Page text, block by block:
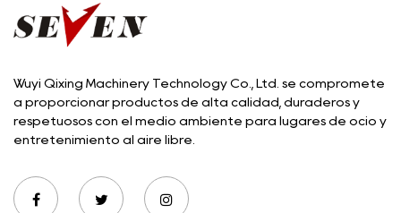
Wuyi Qixing Machinery Technology Co., Ltd. se compromete
a proporcionar productos de alta calidad, duraderos y
respetuosos con el medio ambiente para lugares de ocio y
entretenimiento al aire libre.